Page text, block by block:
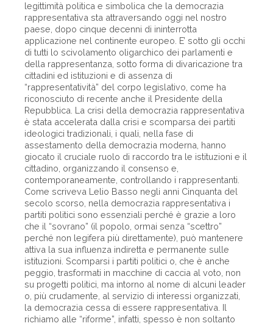
legittimità politica e simbolica che la democrazia
rappresentativa sta attraversando oggi nel nostro
paese, dopo cinque decenni di ininterrotta
applicazione nel continente europeo. E’ sotto gli occhi
di tutti lo scivolamento oligarchico dei parlamenti e
della rappresentanza, sotto forma di divaricazione tra
cittadini ed istituzioni e di assenza di
“rappresentatività” del corpo legislativo, come ha
riconosciuto di recente anche il Presidente della
Repubblica. La crisi della democrazia rappresentativa
è stata accelerata dalla crisi e scomparsa dei partiti
ideologici tradizionali, i quali, nella fase di
assestamento della democrazia moderna, hanno
giocato il cruciale ruolo di raccordo tra le istituzioni e il
cittadino, organizzando il consenso e,
contemporaneamente, controllando i rappresentanti.
Come scriveva Lelio Basso negli anni Cinquanta del
secolo scorso, nella democrazia rappresentativa i
partiti politici sono essenziali perché è grazie a loro
che il “sovrano” (il popolo, ormai senza “scettro”
perché non legifera più direttamente), può mantenere
attiva la sua influenza indiretta e permanente sulle
istituzioni. Scomparsi i partiti politici o, che è anche
peggio, trasformati in macchine di caccia al voto, non
su progetti politici, ma intorno al nome di alcuni leader
o, più crudamente, al servizio di interessi organizzati,
la democrazia cessa di essere rappresentativa. Il
richiamo alle “riforme”, infatti, spesso è non soltanto